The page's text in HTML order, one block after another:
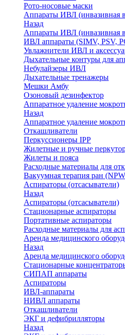
Рото-носовые маски
Аппараты ИВЛ (инвазивная
Назад
Аппараты ИВЛ (инвазивная
ИВЛ аппараты (SIMV, PSV,
Увлажнители ИВЛ и
Дыхательные контуры для
Небулайзеры ИВЛ
Дыхательные тренажеры
Мешки Амбу
Озоновый дезинфектор
Аппаратное удаление
Назад
Аппаратное удаление
Откашливатели
Перкуссионеры IPP
Жилетные и ручные
Жилеты и пояса
Расходные материалы для
Вакуумная терапия ран
Аспираторы (отсасыватели)
Назад
Аспираторы (отсасыватели)
Стационарные аспираторы
Портативные аспираторы
Расходные материалы для
Аренда медицинского
Назад
Аренда медицинского
Стационарные
СИПАП аппараты
Аспираторы
ИВЛ-аппараты
НИВЛ аппараты
Откашливатели
ЭКГ и дефибрилляторы
Назад